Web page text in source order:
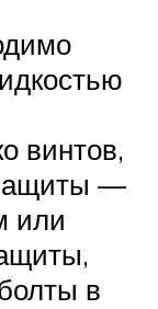
винтов,
—
или
в